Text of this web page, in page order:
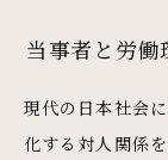
当事者と労働
現代の日本社会
化する対人関係